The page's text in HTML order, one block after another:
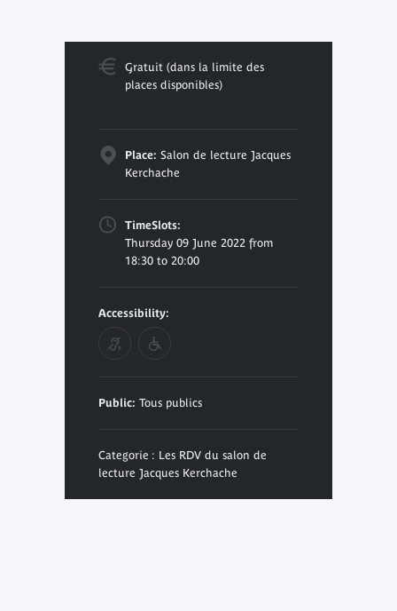
Gratuit (dans la limite des
places disponibles)
Place: Salon de lecture Jacques
Kerchache
TimeSlots:
Thursday 09 June 2022 from
18:30 to 20:00
Accessibility:
Public: Tous publics
Categorie : Les RDV du salon de
lecture Jacques Kerchache